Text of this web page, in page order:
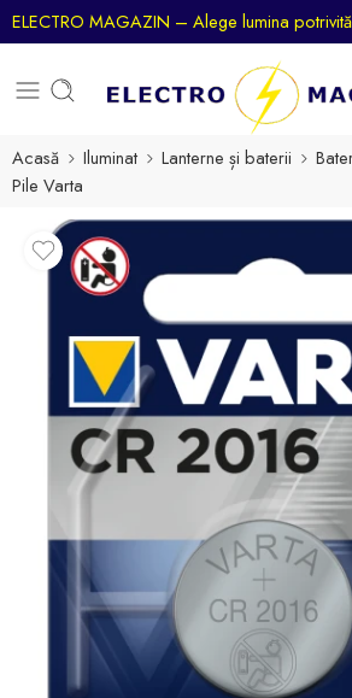
ELECTRO MAGAZIN – Alege lumina
Acasă Iluminat Lanterne și baterii
Pile Varta